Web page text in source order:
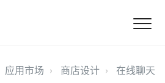
应用市场 商店设计
在线聊天